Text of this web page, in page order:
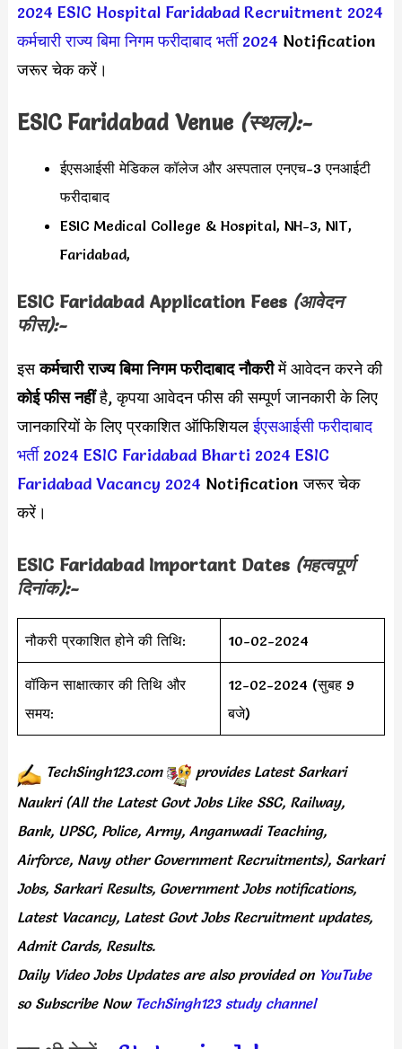
2024 ESIC Hospital Faridabad Recruitment 2024
कर्मचारी राज्य बिमा निगम फरीदाबाद भर्ती 2024 Notification
जरूर चेक करें।
ESIC Faridabad Venue (स्थल):-
ईएसआईसी मेडिकल कॉलेज और अस्पताल एनएच-3 एनआईटी
फरीदाबाद
ESIC Medical College & Hospital, NH-3, NIT,
Faridabad,
ESIC Faridabad Application Fees (आवेदन
फीस):-
इसकर्मचारी राज्य बिमा निगम फरीदाबाद नौकरीमें आवेदन करने की
कोई फीस नहींहै, कृपया आवेदन फीस की सम्पूर्ण जानकारी के लिए
जानकारियों के लिए प्रकाशित ऑफिशियलईएसआईसी फरीदाबाद
भर्ती 2024 ESIC Faridabad Bharti 2024 ESIC
Faridabad Vacancy 2024 Notification जरूर चेक
करें।
ESIC Faridabad Important Dates (महत्वपूर्ण
दिनांक):-
नौकरी प्रकाशित होने की तिथि: 10-02-2024
वॉकिन साक्षात्कार की तिथि और
समय:
12-02-2024 (सुबह 9
बजे)
TechSingh123.com provides Latest Sarkari
Naukri (All the Latest Govt Jobs Like SSC, Railway,
Bank, UPSC, Police, Army, Anganwadi Teaching,
Airforce, Navy other Government Recruitments), Sarkari
Jobs, Sarkari Results, Government Jobs notifications,
Latest Vacancy, Latest Govt Jobs Recruitment updates,
Admit Cards, Results.
Daily Video Jobs Updates are also provided onYouTube
so Subscribe Now TechSingh123 study channel